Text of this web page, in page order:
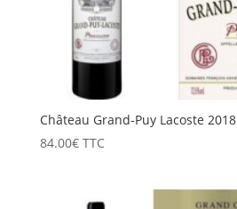
Château Grand-Puy Lacoste 2018
84.00€ TTC